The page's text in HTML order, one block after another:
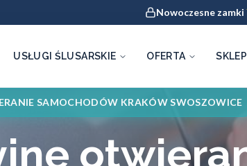
Nowoczesne zamki
USŁUGI ŚLUSARSKIE OFERTA
SAMOCHODÓW KRAKÓW SWOSZOWICE